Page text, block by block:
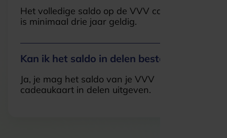
Het volledige saldo op de VVV cadeaukaart
is minimaal drie jaar geldig.
Kan ik het saldo in delen besteden?
Ja, je mag het saldo van je VVV
cadeaukaart in delen uitgeven.